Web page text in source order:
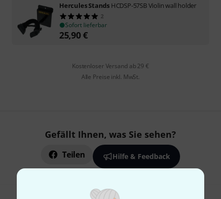
Hercules Stands HCDSP-57SB Violin wall holder
2
Sofort lieferbar
25,90€
Kostenloser Versand ab 29 €
Alle Preise inkl. MwSt.
Gefällt Ihnen, was Sie sehen?
Teilen Hilfe & Feedback